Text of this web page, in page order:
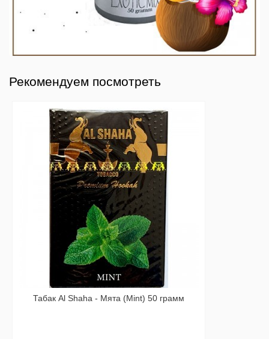
Рекомендуем посмотреть
Табак Al Shaha - Мята (Mint) 50 грамм